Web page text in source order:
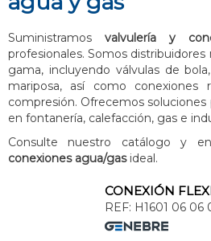
Suministramos valvulería y
profesionales. Somos
gama, incluyendo válvulas de
mariposa, así como conexiones
compresión. Ofrecemos soluciones
en fontanería, calefacción, gas e
Consulte nuestro catálogo y
conexiones agua/gasideal.
REF: H1601 06 06